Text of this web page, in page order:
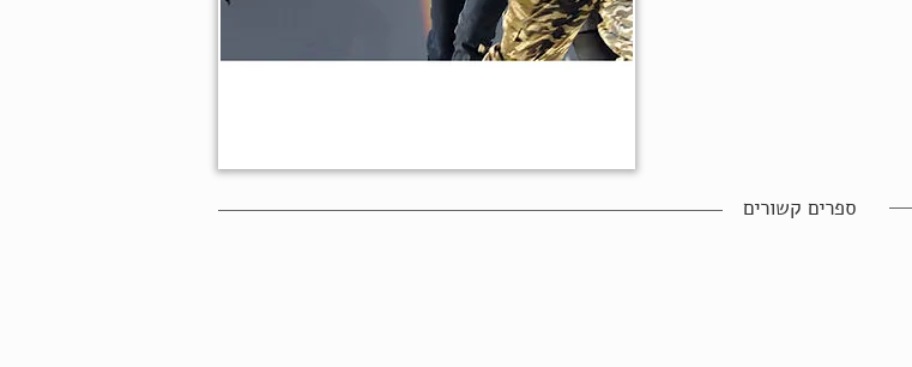
ספרים קשורים